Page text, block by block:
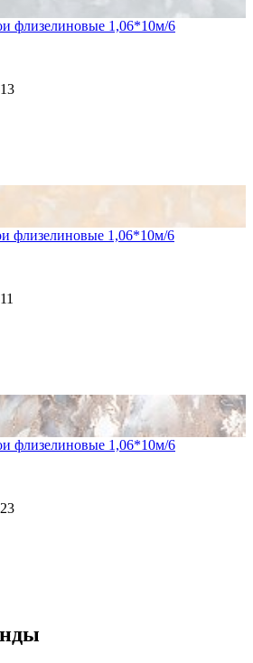
флизелиновые 1,06*10м/6
флизелиновые 1,06*10м/6
флизелиновые 1,06*10м/6